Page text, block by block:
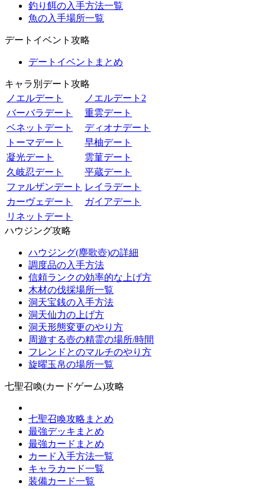
釣り餌の入手方法一覧
魚の入手場所一覧
デートイベント攻略
デートイベントまとめ
キャラ別デート攻略
ノエルデート
ノエルデート2
バーバラデート
重雲デート
ベネットデート
ディオナデート
トーマデート
早柚デート
凝光デート
雲菫デート
久岐忍デート
平蔵デート
ファルザンデート レイラデート
カーヴェデート
ガイアデート
リネットデート
ハウジング攻略
ハウジング(塵歌壺)の詳細
調度品の入手方法
信頼ランクの効率的な上げ方
木材の伐採場所一覧
洞天宝銭の入手方法
洞天仙力の上げ方
洞天形態変更のやり方
周遊する壺の精霊の場所/時間
フレンドとのマルチのやり方
旋曜玉帛の場所一覧
七聖召喚(カードゲーム)攻略
七聖召喚攻略まとめ
最強デッキまとめ
最強カードまとめ
カード入手方法一覧
キャラカード一覧
装備カード一覧